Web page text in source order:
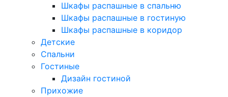
Шкафы распашные в спальню
Шкафы распашные в гостиную
Шкафы распашные в коридор
Детские
Спальни
Гостиные
Дизайн гостиной
Прихожие